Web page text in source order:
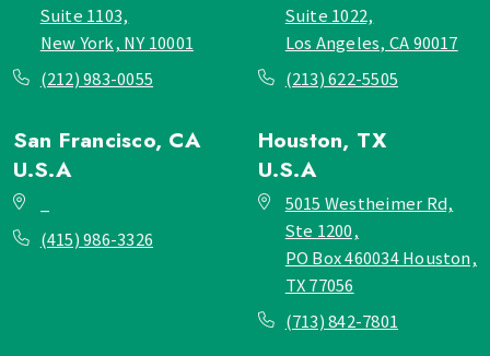
Suite 1103,
New York, NY 10001
(212) 983-0055
Suite 1022,
Los Angeles, CA 90017
(213) 622-5505
San Francisco, CA
U.S.A
(415) 986-3326
Houston, TX
U.S.A
5015 Westheimer Rd,
Ste 1200,
PO Box 460034 Houston,
TX 77056
(713) 842-7801